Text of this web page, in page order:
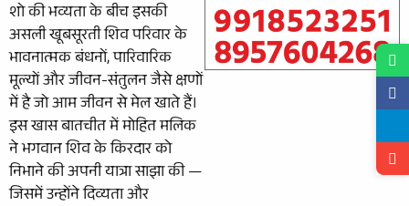
शो की भव्यता के बीच इसकी
असली खूबसूरती शिव परिवार के
भावनात्मक बंधनों, पारिवारिक
मूल्यों और जीवन-संतुलन जैसे क्षणों
में है जो आम जीवन से मेल खाते हैं।
इस खास बातचीत में मोहित मलिक
ने भगवान शिव के किरदार को
निभाने की अपनी यात्रा साझा की —
जिसमें उन्होंने दिव्यता और